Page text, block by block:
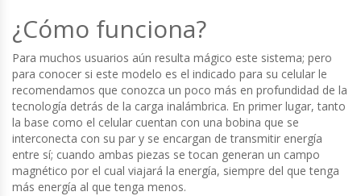
¿Cómo funciona?
Para muchos usuarios aún resulta mágico este sistema; pero
para conocer si este modelo es el indicado para su celular le
recomendamos que conozca un poco más en profundidad de la
tecnología detrás de la carga inalámbrica. En primer lugar, tanto
la base como el celular cuentan con una bobina que se
interconecta con su par y se encargan de transmitir energía
entre sí; cuando ambas piezas se tocan generan un campo
magnético por el cual viajará la energía, siempre del que tenga
más energía al que tenga menos.